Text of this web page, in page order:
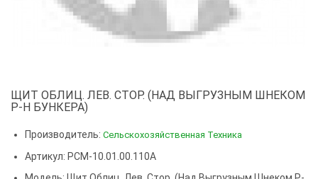
ЩИТ ОБЛИЦ. ЛЕВ. СТОР. (НАД ВЫГРУЗНЫМ ШНЕКОМ
Р-Н БУНКЕРА)
Производитель: Сельскохозяйственная Техника
Артикул: РСМ-10.01.00.110А